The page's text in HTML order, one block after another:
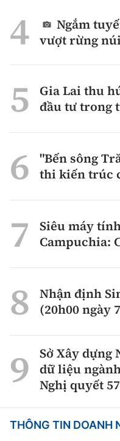
Ngắm
vượt rừng
Gia Lai thu
đầu tư trong
"Bến sông
thi kiến trúc
Siêu máy
Campuchia:
Nhận định
(20h00 ngày
Sở Xây dựng
dữ liệu
Nghị quyết 57
THÔNG TIN DOANH